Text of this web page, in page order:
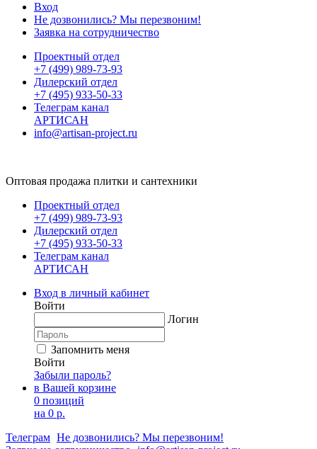
Вход
Не дозвонились? Мы перезвоним!
Заявка на сотрудничество
Проектный отдел
+7 (499) 989-73-93
Дилерский отдел
+7 (495) 933-50-33
Телеграм канал
АРТИСАН
info@artisan-project.ru
Оптовая продажа плитки и сантехники
Проектный отдел
+7 (499) 989-73-93
Дилерский отдел
+7 (495) 933-50-33
Телеграм канал
АРТИСАН
Вход в личный кабинет
Войти
Логин
Запомнить меня
Войти
Забыли пароль?
в Вашей корзине
0 позиций
на 0 р.
Телеграм Не дозвонились? Мы перезвоним!